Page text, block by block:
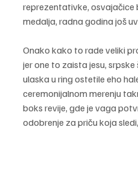
reprezentativke, osvajačice
medalja, radna godina još
Onako kako to rade veliki
jer one to zaista jesu,
ulaska u ring ostetile eho
ceremonijalnom merenju
boks revije, gde je vaga
odobrenje za priču koja